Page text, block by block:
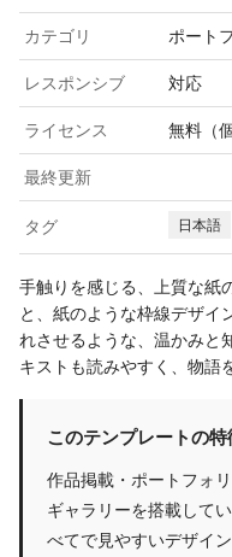
カテゴリ ポート
レスポンシブ 対応
ライセンス 無料（
最終更新
タグ 日本語
手触りを感じる、上質な紙
と、紙のような枠線デザイ
れさせるような、温かみと
キストも読みやすく、物語
このテンプレートの特
作品掲載・ポートフォ
ギャラリーを搭載して
べてで見やすいデザイン